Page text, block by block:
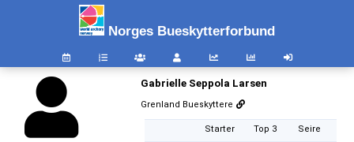
Norges Bueskytterforbund
Gabrielle Seppola Larsen
Grenland Bueskyttere
Starter Top 3 Seire